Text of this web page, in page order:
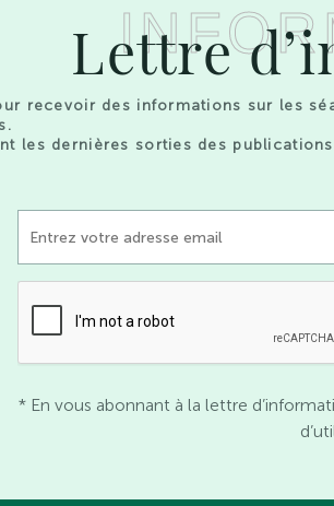
Lettre
recevoir des informations sur les
les dernières sorties des
* En vous abonnant à la lettre